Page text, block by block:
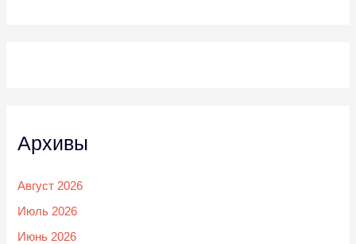
Архивы
Август 2026
Июль 2026
Июнь 2026